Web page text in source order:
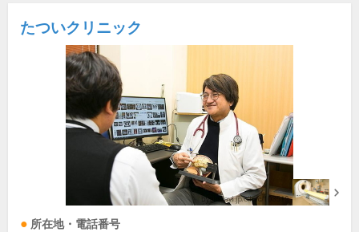
たついクリニック
所在地・電話番号